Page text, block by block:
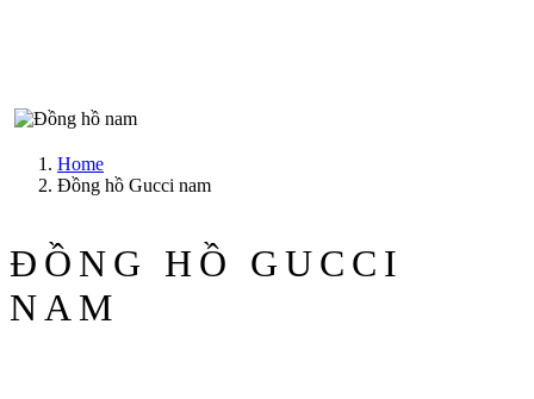
Home
Đồng hồ Gucci nam
ĐỒNG HỒ GUCCI
NAM